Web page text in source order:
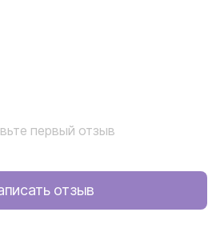
первый отзыв
отзыв